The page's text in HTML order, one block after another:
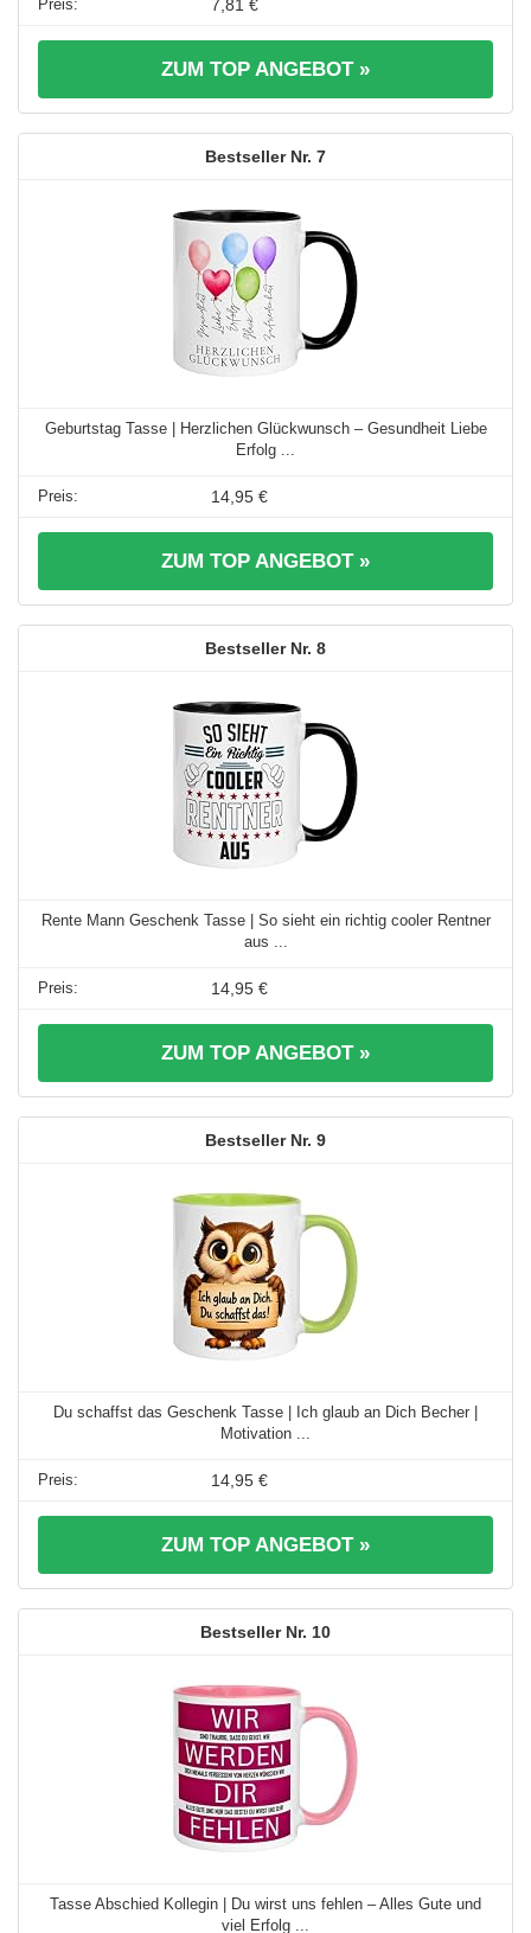
7,81 €
ZUM TOP ANGEBOT »
7
Geburtstag Tasse | Herzlichen Glückwunsch – Gesundheit Liebe
Erfolg ...
14,95 €
ZUM TOP ANGEBOT »
8
Rente Mann Geschenk Tasse | So sieht ein richtig cooler Rentner
aus ...
14,95 €
ZUM TOP ANGEBOT »
9
Du schaffst das Geschenk Tasse | Ich glaub an Dich Becher |
Motivation ...
14,95 €
ZUM TOP ANGEBOT »
10
Tasse Abschied Kollegin | Du wirst uns fehlen – Alles Gute und
viel Erfolg ...